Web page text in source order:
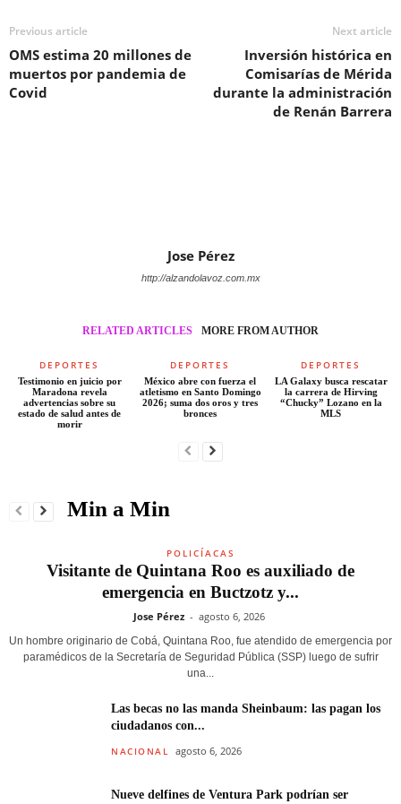
Previous article
OMS estima 20 millones de
muertos por pandemia de
Covid
Next article
Inversión histórica en
Comisarías de Mérida
durante la administración
de Renán Barrera
Jose Pérez
http://alzandolavoz.com.mx
RELATED ARTICLES MORE FROM AUTHOR
DEPORTES
Testimonio en juicio por
Maradona revela
advertencias sobre su
estado de salud antes de
morir
DEPORTES
México abre con fuerza el
atletismo en Santo Domingo
2026; suma dos oros y tres
bronces
DEPORTES
LA Galaxy busca rescatar
la carrera de Hirving
“Chucky” Lozano en la
MLS
Min a Min
POLICÍACAS
Visitante de Quintana Roo es auxiliado de
emergencia en Buctzotz y...
Jose Pérez - agosto 6, 2026
Un hombre originario de Cobá, Quintana Roo, fue atendido de emergencia por
paramédicos de la Secretaría de Seguridad Pública (SSP) luego de sufrir
una...
Las becas no las manda Sheinbaum: las pagan los
ciudadanos con...
NACIONAL agosto 6, 2026
Nueve delfines de Ventura Park podrían ser